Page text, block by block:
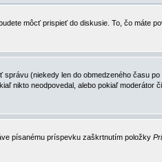
môcť prispieť do diskusie. To, čo máte
(niekedy len do obmedzeného času
neodpovedal, alebo pokiaľ
písanému príspevku zaškrtnutím položky